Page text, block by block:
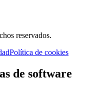
reservados.
Política de cookies
de software